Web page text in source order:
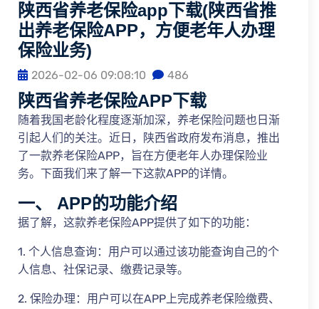
陕西省养老保险app下载(陕西省推
出养老保险APP，方便老年人办理
保险业务)
2026-02-06 09:08:10 486
陕西省养老保险APP下载
随着我国老龄化程度逐渐加深，养老保险问题也日渐
引起人们的关注。近日，陕西省政府发布消息，推出
了一款养老保险APP，旨在方便老年人办理保险业
务。下面我们来了解一下这款APP的详情。
一、 APP的功能介绍
据了解，这款养老保险APP提供了如下的功能：
1. 个人信息查询：用户可以通过该功能查询自己的个
人信息、社保记录、缴费记录等。
2. 保险办理：用户可以在APP上完成养老保险缴费、